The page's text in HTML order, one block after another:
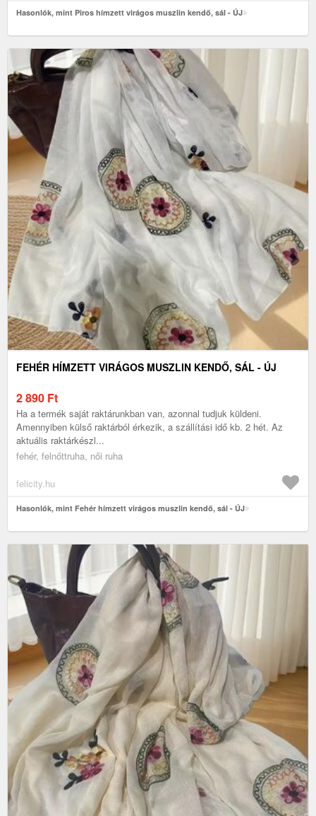
Hasonlók, mint Piros hímzett virágos muszlin kendő, sál - ÚJ
FEHÉR HÍMZETT VIRÁGOS MUSZLIN KENDŐ, SÁL - ÚJ
2 890 Ft
Ha a termék saját raktárunkban van, azonnal tudjuk küldeni.
Amennyiben külső raktárból érkezik, a szállítási idő kb. 2 hét. Az
aktuális raktárkészl...
fehér, felnőttruha, női ruha
felicity.hu
Hasonlók, mint Fehér hímzett virágos muszlin kendő, sál - ÚJ